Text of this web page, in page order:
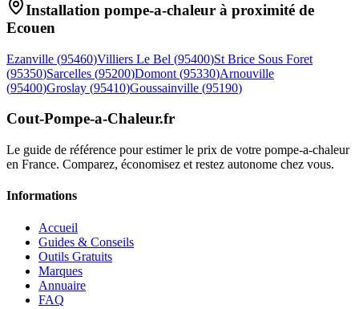
Installation pompe-a-chaleur à proximité de
Ecouen
Ezanville (95460)Villiers Le Bel (95400)St Brice Sous Foret
(95350)Sarcelles (95200)Domont (95330)Arnouville
(95400)Groslay (95410)Goussainville (95190)
Cout-Pompe-a-Chaleur.fr
Le guide de référence pour estimer le prix de votre pompe-a-chaleur
en France. Comparez, économisez et restez autonome chez vous.
Informations
Accueil
Guides & Conseils
Outils Gratuits
Marques
Annuaire
FAQ